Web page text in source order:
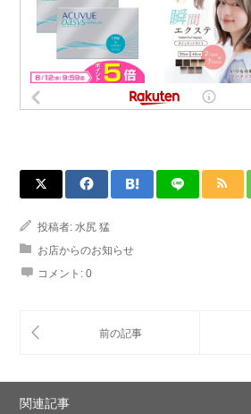
投稿者: 水尻 猛
お店からのお知らせ
コメント: 0
関連記事